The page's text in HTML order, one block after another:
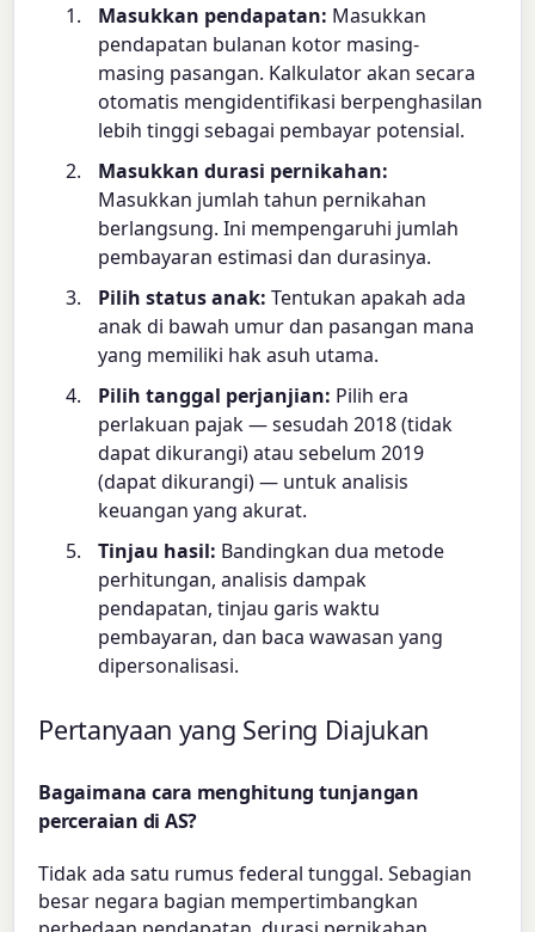
Masukkan pendapatan: Masukkan
pendapatan bulanan kotor masing-
masing pasangan. Kalkulator akan secara
otomatis mengidentifikasi berpenghasilan
lebih tinggi sebagai pembayar potensial.
Masukkan durasi pernikahan:
Masukkan jumlah tahun pernikahan
berlangsung. Ini mempengaruhi jumlah
pembayaran estimasi dan durasinya.
Pilih status anak: Tentukan apakah ada
anak di bawah umur dan pasangan mana
yang memiliki hak asuh utama.
Pilih tanggal perjanjian: Pilih era
perlakuan pajak — sesudah 2018 (tidak
dapat dikurangi) atau sebelum 2019
(dapat dikurangi) — untuk analisis
keuangan yang akurat.
Tinjau hasil: Bandingkan dua metode
perhitungan, analisis dampak
pendapatan, tinjau garis waktu
pembayaran, dan baca wawasan yang
dipersonalisasi.
Pertanyaan yang Sering Diajukan
Bagaimana cara menghitung tunjangan
perceraian di AS?
Tidak ada satu rumus federal tunggal. Sebagian
besar negara bagian mempertimbangkan